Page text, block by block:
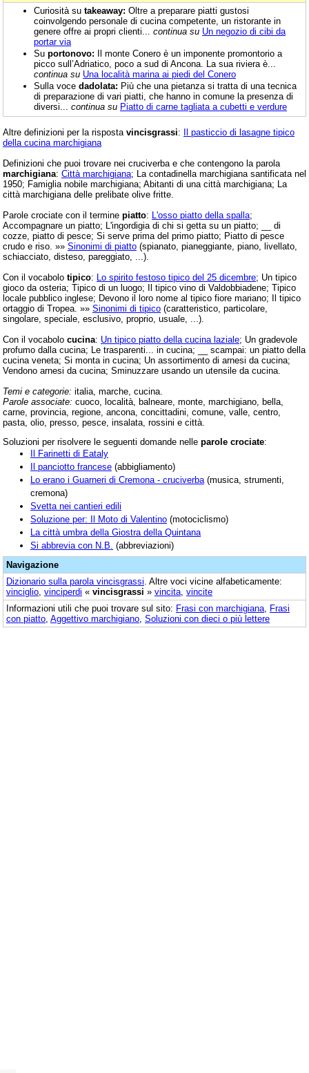
Curiosità su takeaway: Oltre a preparare piatti gustosi
coinvolgendo personale di cucina competente, un ristorante in
genere offre ai propri clienti... continua su Un negozio di cibi da
portar via
Su portonovo: Il monte Conero è un imponente promontorio a
picco sull’Adriatico, poco a sud di Ancona. La sua riviera è...
continua su Una località marina ai piedi del Conero
Sulla voce dadolata: Più che una pietanza si tratta di una tecnica
di preparazione di vari piatti, che hanno in comune la presenza di
diversi... continua su Piatto di carne tagliata a cubetti e verdure
Altre definizioni per la risposta vincisgrassi: Il pasticcio di lasagne tipico
della cucina marchigiana
Definizioni che puoi trovare nei cruciverba e che contengono la parola
marchigiana: Città marchigiana; La contadinella marchigiana santificata nel
1950; Famiglia nobile marchigiana; Abitanti di una città marchigiana; La
città marchigiana delle prelibate olive fritte.
Parole crociate con il termine piatto: L'osso piatto della spalla;
Accompagnare un piatto; L'ingordigia di chi si getta su un piatto; __ di
cozze, piatto di pesce; Si serve prima del primo piatto; Piatto di pesce
crudo e riso. »» Sinonimi di piatto (spianato, pianeggiante, piano, livellato,
schiacciato, disteso, pareggiato, ...).
Con il vocabolo tipico: Lo spirito festoso tipico del 25 dicembre; Un tipico
gioco da osteria; Tipico di un luogo; Il tipico vino di Valdobbiadene; Tipico
locale pubblico inglese; Devono il loro nome al tipico fiore mariano; Il tipico
ortaggio di Tropea. »» Sinonimi di tipico (caratteristico, particolare,
singolare, speciale, esclusivo, proprio, usuale, ...).
Con il vocabolo cucina: Un tipico piatto della cucina laziale; Un gradevole
profumo dalla cucina; Le trasparenti... in cucina; __ scampai: un piatto della
cucina veneta; Si monta in cucina; Un assortimento di arnesi da cucina;
Vendono arnesi da cucina; Sminuzzare usando un utensile da cucina.
Temi e categorie: italia, marche, cucina.
Parole associate: cuoco, località, balneare, monte, marchigiano, bella,
carne, provincia, regione, ancona, concittadini, comune, valle, centro,
pasta, olio, presso, pesce, insalata, rossini e città.
Soluzioni per risolvere le seguenti domande nelle parole crociate:
Il Farinetti di Eataly
Il panciotto francese (abbigliamento)
Lo erano i Guarneri di Cremona - cruciverba (musica, strumenti,
cremona)
Svetta nei cantieri edili
Soluzione per: Il Moto di Valentino (motociclismo)
La città umbra della Giostra della Quintana
Si abbrevia con N.B. (abbreviazioni)
Navigazione
Dizionario sulla parola vincisgrassi . Altre voci vicine alfabeticamente:
vinciglio vinciperdi « vincisgrassi » vincita vincite
Informazioni utili che puoi trovare sul sito: Frasi con marchigiana Frasi
con piatto Aggettivo marchigiano Soluzioni con dieci o più lettere